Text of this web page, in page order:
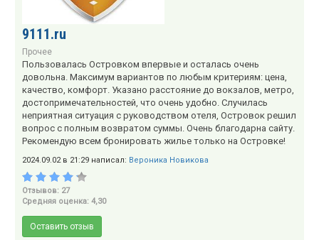
9111.ru
Прочее
Пользовалась Островком впервые и осталась очень
довольна. Максимум вариантов по любым критериям: цена,
качество, комфорт. Указано расстояние до вокзалов, метро,
достопримечательностей, что очень удобно. Случилась
неприятная ситуация с руководством отеля, Островок решил
вопрос с полным возвратом суммы. Очень благодарна сайту.
Рекомендую всем бронировать жилье только на Островке!
2024.09.02 в 21:29 написал: Вероника Новикова
Отзывов: 27
Средняя оценка: 4,30
Оставить отзыв